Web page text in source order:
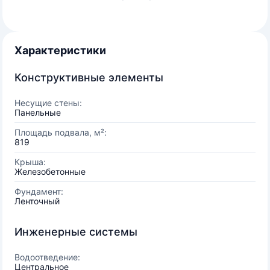
Характеристики
Конструктивные элементы
Несущие стены:
Панельные
Площадь подвала, м²:
819
Крыша:
Железобетонные
Фундамент:
Ленточный
Инженерные системы
Водоотведение:
Центральное